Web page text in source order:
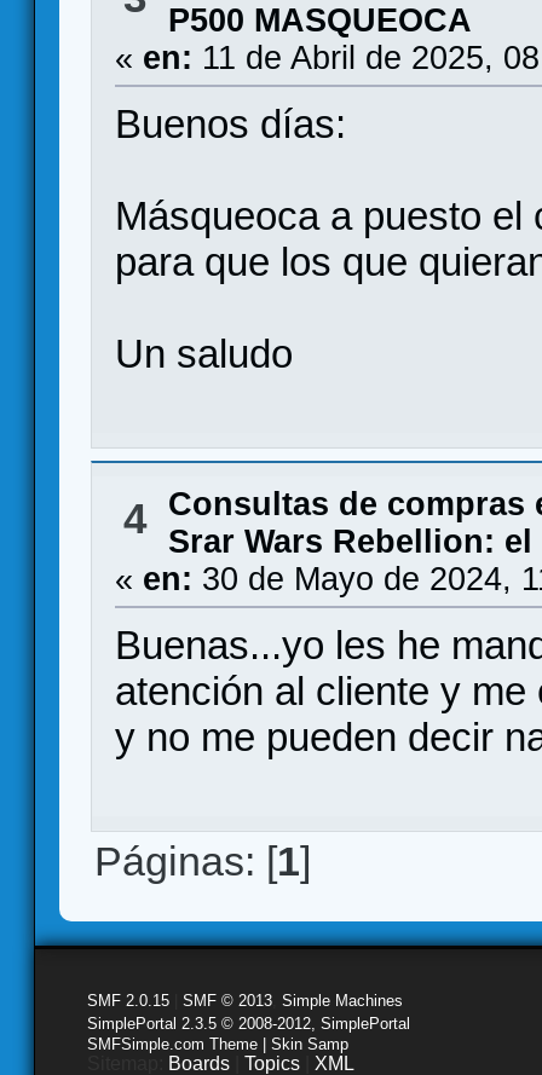
P500 MASQUEOCA
« en: 11 de Abril de 2025,
Buenos días:
Másqueoca a puesto
para que los que
Un saludo
4
Consultas de compras
Srar Wars Rebellion:
« en: 30 de Mayo de 2024,
Buenas...yo les he
atención al cliente y
y no me pueden decir
Páginas: [1]
SMF 2.0.15 SMF © 2013 Simple Machines
SimplePortal 2.3.5 © 2008-2012, SimplePortal
SMFSimple.com Theme | Skin Samp
Boards Topics XML